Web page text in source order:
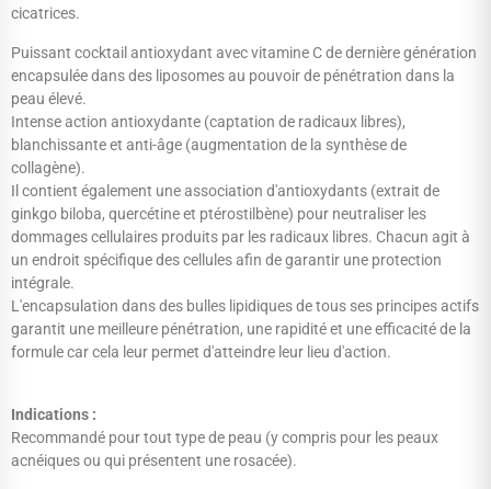
cicatrices.
Puissant cocktail antioxydant avec vitamine C de dernière génération
encapsulée dans des liposomes au pouvoir de pénétration dans la
peau élevé.
Intense action antioxydante (captation de radicaux libres),
blanchissante et anti-âge (augmentation de la synthèse de
collagène).
Il contient également une association d'antioxydants (extrait de
ginkgo biloba, quercétine et ptérostilbène) pour neutraliser les
dommages cellulaires produits par les radicaux libres. Chacun agit à
un endroit spécifique des cellules afin de garantir une protection
intégrale.
L'encapsulation dans des bulles lipidiques de tous ses principes actifs
garantit une meilleure pénétration, une rapidité et une efficacité de la
formule car cela leur permet d'atteindre leur lieu d'action.
Indications :
Recommandé pour tout type de peau (y compris pour les peaux
acnéiques ou qui présentent une rosacée).